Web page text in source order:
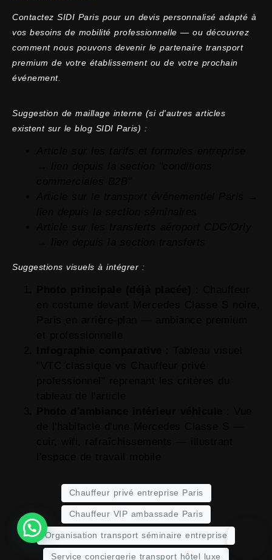
Contactez SIDI Paris pour un devis personnalisé adapté à
vos besoins de mobilité professionnelle — ou découvrez
comment nous pouvons devenir le partenaire transport
premium de votre établissement ou de votre prochain
événement.
Suggestion de maillage interne (si d'autres articles
existent sur le blog SIDI Paris) :
Suggestions visuels à intégrer :
Chauffeur privé entreprise Paris
Chauffeur VIP ambassade Paris
Organisation transport séminaire entreprise
Service conciergerie transport hôtel luxe